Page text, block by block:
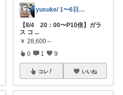
yusuke/ 1〜6日購入感謝♫
【8/4 20：00〜P10倍】ガラ
ス コ ...
￥ 28,600～
0 1 9
コレ いいね